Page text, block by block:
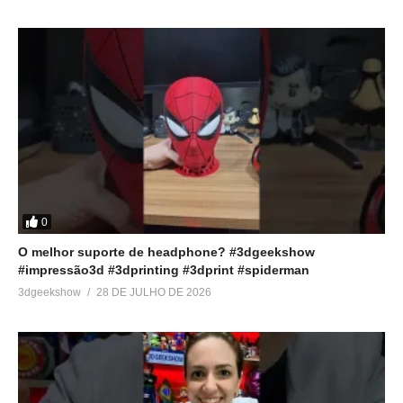
➤Asas da Montanha:
➤MC Creations: http://bit.ly/2IIlNr9
#3DGeekShow #Impressão3D #Impressora3D
#GameOfThrones #Viserion #GoT #GoTBR
Veja no youtube
(Visited 61 times, 1 visits today)
thrones usando Impressão
3D – pt. 2
13 de abril de 2019
Em "Acabamento em
LongClaw – Game of
Thrones
15 de julho de 2017
Em "Acabamento em
0
O melhor suporte de headphone? #3dgeekshow
#impressão3d #3dprinting #3dprint #spiderman
3dgeekshow 28 DE JULHO DE 2026